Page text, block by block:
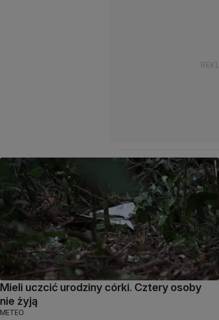
Mieli uczcić urodziny córki. Cztery osoby
nie żyją
METEO